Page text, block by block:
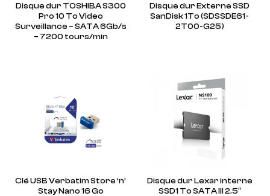
Disque dur TOSHIBA S300
Pro 10 To Video
Surveillance – SATA 6Gb/s
– 7200 tours/min
Disque dur Externe SSD
SanDisk 1To (SDSSDE61-
2T00-G25)
Clé USB Verbatim Store ‘n’
Stay Nano 16 Go
Disque dur Lexar interne
SSD1 To SATA III 2.5″